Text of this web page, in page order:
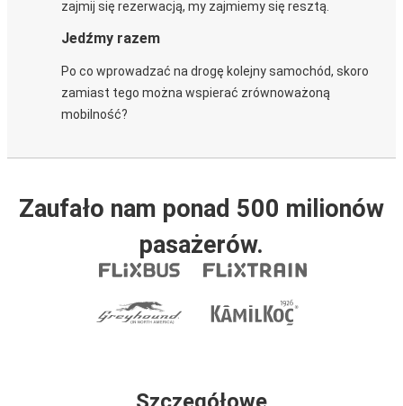
zajmij się rezerwacją, my zajmiemy się resztą.
Jedźmy razem
Po co wprowadzać na drogę kolejny samochód, skoro
zamiast tego można wspierać zrównoważoną
mobilność?
Zaufało nam ponad 500 milionów
pasażerów.